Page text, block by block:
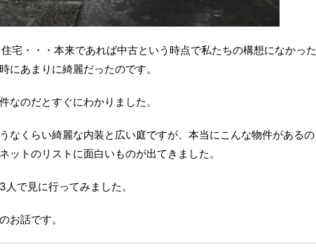
宅・・・本来であれば中古という時点で私たちの構想になかった
にあまりに綺麗だったのです。
なのだとすぐにわかりました。
なくらい綺麗な内装と広い庭ですが、本当にこんな物件があるの
ットのリストに面白いものが出てきました。
で見に行ってみました。
お話です。